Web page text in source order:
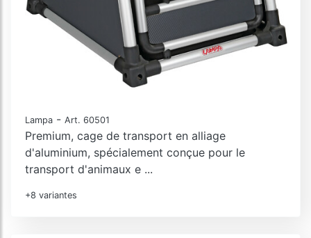
Lampa - Art. 60501
Premium, cage de transport en alliage
d'aluminium, spécialement conçue pour le
transport d'animaux e ...
+8 variantes